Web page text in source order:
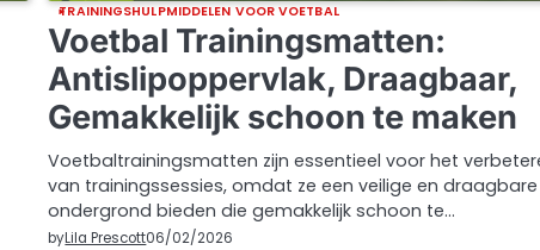
TRAININGSHULPMIDDELEN VOOR VOETBAL
Voetbal Trainingsmatten:
Antislipoppervlak, Draagbaar,
Gemakkelijk schoon te maken
Voetbaltrainingsmatten zijn essentieel voor het
van trainingssessies, omdat ze een veilige en draagbare
ondergrond bieden die gemakkelijk schoon te…
byLila Prescott06/02/2026